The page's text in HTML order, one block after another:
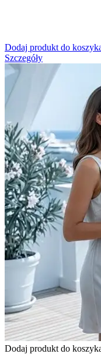
Dodaj produkt do
Szczegóły
Dodaj produkt do